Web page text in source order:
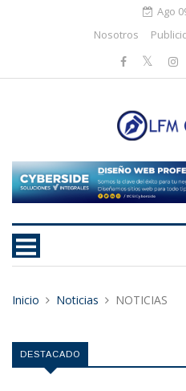
Ago
Nosotros
Inicio Noticias NOTICIAS
DESTACADO